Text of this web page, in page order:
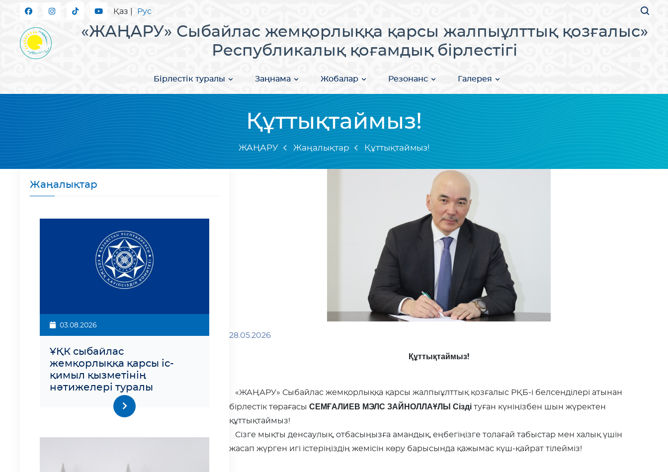
Қаз Рус
«ЖАҢАРУ» Сыбайлас жемқорлыққа қарсы жалпыұлттық қозғалыс»
Республикалық қоғамдық бірлестігі
Бірлестік туралы Заңнама Жобалар Резонанс Галерея
Құттықтаймыз!
ЖАҢАРУ Жаңалықтар Құттықтаймыз!
Жаңалықтар
03.08.2026
ҰҚК сыбайлас
жемқорлыққа қарсы іс-
қимыл қызметінің
нәтижелері туралы
28.05.2026
Құттықтаймыз!
«ЖАҢАРУ» Сыбайлас жемқорлыққа қарсы жалпыұлттық қозғалыс РҚБ-і белсенділері атынан
бірлестік төрағасыСЕМҒАЛИЕВ МЭЛС ЗАЙНОЛЛАҰЛЫ Сізді туған күніңізбен шын жүректен
құттықтаймыз!
Сізге мықты денсаулық, отбасыңызға амандық, еңбегіңізге толағай табыстар мен халық үшін
жасап жүрген игі істеріңіздің жемісін көру барысында қажымас күш-қайрат тілейміз!